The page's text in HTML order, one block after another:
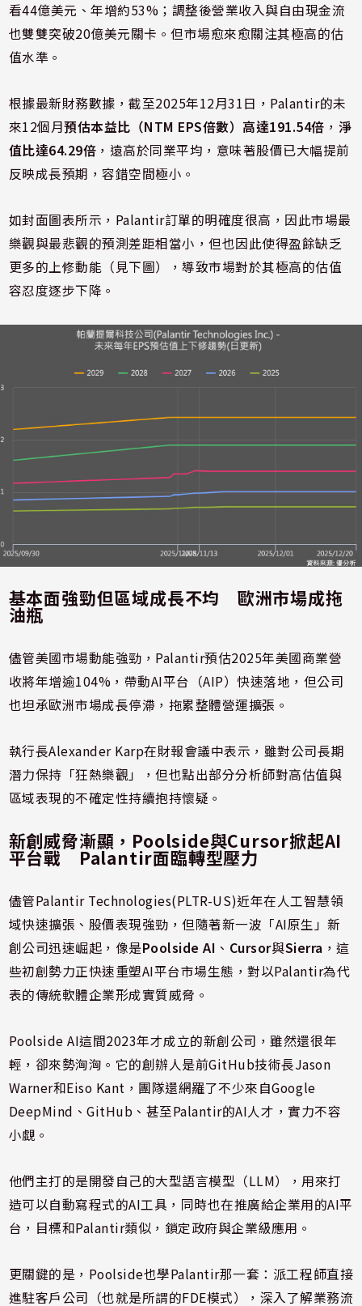
看44億美元、年增約53%；調整後營業收入與自由現金流
也雙雙突破20億美元關卡。但市場愈來愈關注其極高的估
值水準。
根據最新財務數據，截至2025年12月31日，Palantir的未
來12個月預估本益比（NTM EPS倍數）高達191.54倍 ， 淨
值比達64.29倍 ，遠高於同業平均，意味著股價已大幅提前
反映成長預期，容錯空間極小。
如封面圖表所示，Palantir訂單的明確度很高，因此市場最
樂觀與最悲觀的預測差距相當小，但也因此使得盈餘缺乏
更多的上修動能（見下圖），導致市場對於其極高的估值
容忍度逐步下降。
基本面強勁但區域成長不均 歐洲市場成拖
油瓶
儘管美國市場動能強勁，Palantir預估2025年美國商業營
收將年增逾104%，帶動AI平台（AIP）快速落地，但公司
也坦承歐洲市場成長停滯，拖累整體營運擴張。
執行長Alexander Karp在財報會議中表示，雖對公司長期
潛力保持「狂熱樂觀」，但也點出部分分析師對高估值與
區域表現的不確定性持續抱持懷疑。
新創威脅漸顯，Poolside與Cursor掀起AI
平台戰 Palantir面臨轉型壓力
儘管Palantir Technologies(PLTR-US)近年在人工智慧領
域快速擴張、股價表現強勁，但隨著新一波「AI原生」新
創公司迅速崛起，像是Poolside AI 、 Cursor與Sierra ，這
些初創勢力正快速重塑AI平台市場生態，對以Palantir為代
表的傳統軟體企業形成實質威脅。
Poolside AI這間2023年才成立的新創公司，雖然還很年
輕，卻來勢洶洶。它的創辦人是前GitHub技術長Jason
Warner和Eiso Kant，團隊還網羅了不少來自Google
DeepMind、GitHub、甚至Palantir的AI人才，實力不容
小覷。
他們主打的是開發自己的大型語言模型（LLM），用來打
造可以自動寫程式的AI工具，同時也在推廣給企業用的AI平
台，目標和Palantir類似，鎖定政府與企業級應用。
更關鍵的是，Poolside也學Palantir那一套：派工程師直接
進駐客戶公司（也就是所謂的FDE模式），深入了解業務流